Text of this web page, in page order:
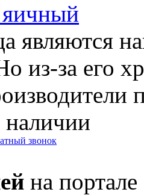
яичный
являются
из-за его
звонок
на портале